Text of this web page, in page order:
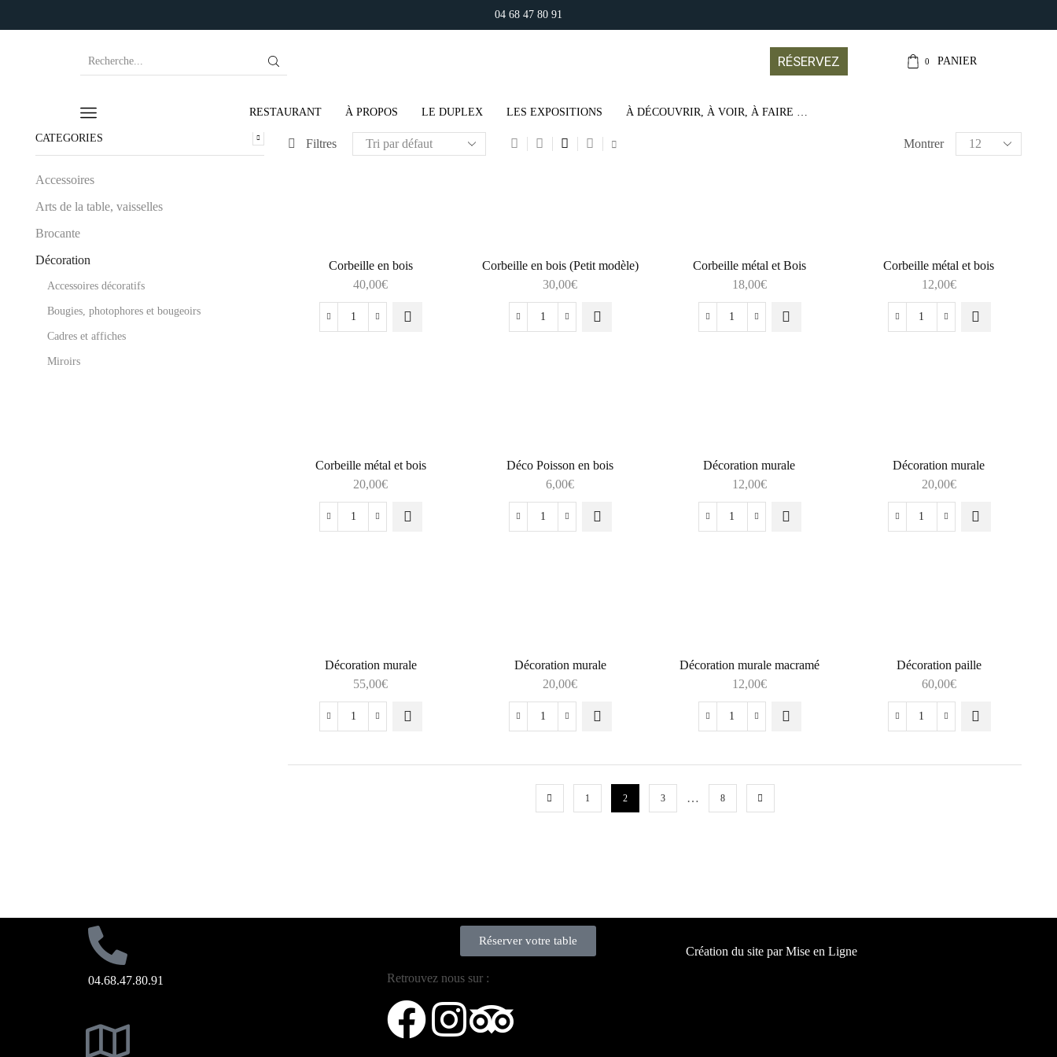
04 68 47 80 91
RÉSERVEZ 0 PANIER
RESTAURANT À PROPOS LE DUPLEX LES EXPOSITIONS À DÉCOUVRIR, À VOIR, À FAIRE …
Filtres Montrer
Corbeille en bois
40,00€
Corbeille en bois (Petit modèle)
30,00€
Corbeille métal et Bois
18,00€
Corbeille métal et bois
12,00€
Corbeille métal et bois
20,00€
Déco Poisson en bois
6,00€
Décoration murale
12,00€
Décoration murale
20,00€
Décoration murale
55,00€
Décoration murale
20,00€
Décoration murale macramé
12,00€
Décoration paille
60,00€
1 2 3 … 8
CATEGORIES
Accessoires
Arts de la table, vaisselles
Brocante
Décoration
Accessoires décoratifs
Bougies, photophores et bougeoirs
Cadres et affiches
Miroirs
04.68.47.80.91
Réserver votre table
Retrouvez nous sur :
Création du site parMise en Ligne